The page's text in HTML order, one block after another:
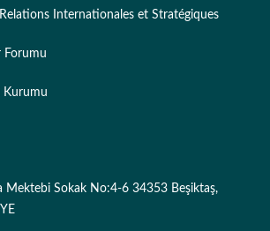
Internationales et Stratégiques
Forumu
Kurumu
Mektebi Sokak No:4-6 34353 Beşiktaş,